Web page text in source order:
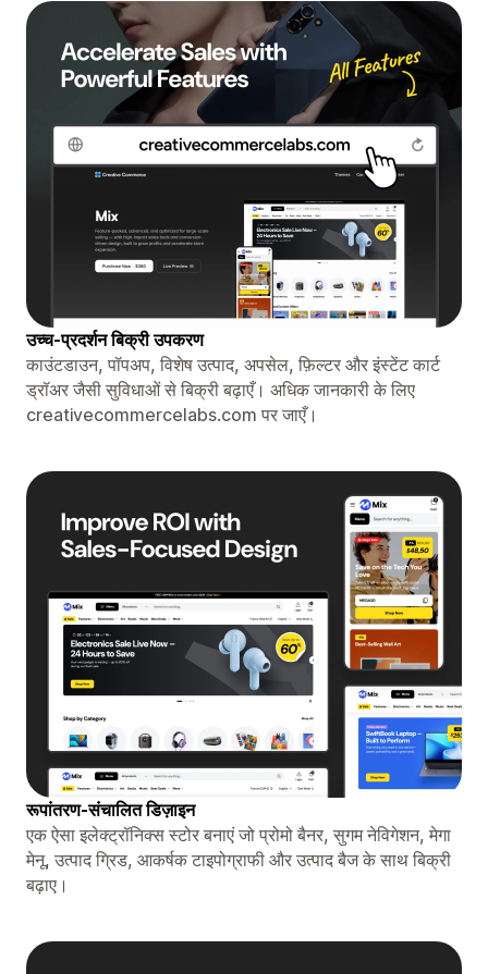
उच्च-प्रदर्शन बिक्री उपकरण
काउंटडाउन, पॉपअप, विशेष उत्पाद, अपसेल, फ़िल्टर और इंस्टेंट कार्ट
ड्रॉअर जैसी सुविधाओं से बिक्री बढ़ाएँ। अधिक जानकारी के लिए
creativecommercelabs.com पर जाएँ।
रूपांतरण-संचालित डिज़ाइन
एक ऐसा इलेक्ट्रॉनिक्स स्टोर बनाएं जो प्रोमो बैनर, सुगम नेविगेशन, मेगा
मेनू, उत्पाद ग्रिड, आकर्षक टाइपोग्राफी और उत्पाद बैज के साथ बिक्री
बढ़ाए।